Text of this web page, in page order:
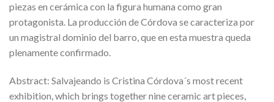
piezas en cerámica con la figura humana como gran
protagonista. La producción de Córdova se caracteriza por
un magistral dominio del barro, que en esta muestra queda
plenamente confirmado.
Abstract: Salvajeando is Cristina Córdova´s most recent
exhibition, which brings together nine ceramic art pieces,